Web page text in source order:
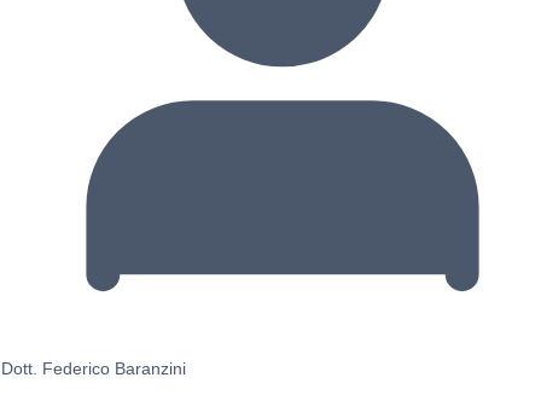
Dott. Federico Baranzini